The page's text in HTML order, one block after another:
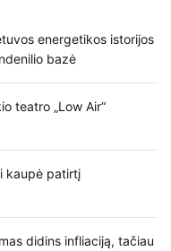
energetikos istorijos
bazė
teatro „Low Air“
kaupė patirtį
didins infliaciją, tačiau